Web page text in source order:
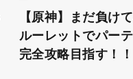
【原神】まだ負け
ルーレットでパー
完全攻略目指す！